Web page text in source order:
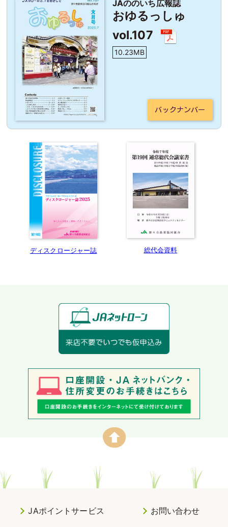
JAののいち広報誌
おゆるっしゅ
vol.107
10.23MB
バックナンバー
ディスクロージャー誌 総代会資料
JAポイントサービス お問い合わせ